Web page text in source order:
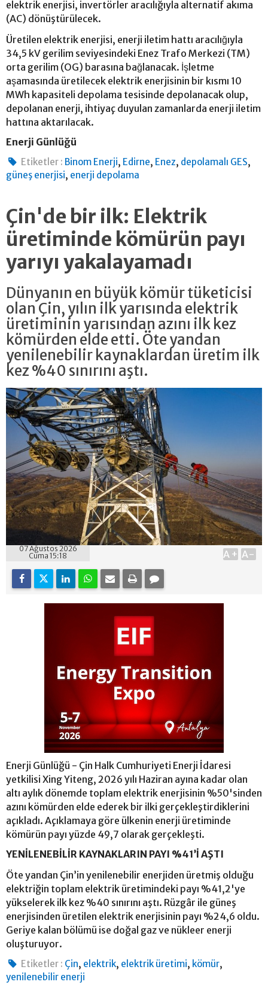
elektrik enerjisi, invertörler aracılığıyla alternatif akıma
(AC) dönüştürülecek.
Üretilen elektrik enerjisi, enerji iletim hattı aracılığıyla
34,5 kV gerilim seviyesindeki Enez Trafo Merkezi (TM)
orta gerilim (OG) barasına bağlanacak. İşletme
aşamasında üretilecek elektrik enerjisinin bir kısmı 10
MWh kapasiteli depolama tesisinde depolanacak olup,
depolanan enerji, ihtiyaç duyulan zamanlarda enerji iletim
hattına aktarılacak.
Enerji Günlüğü
Etiketler : Binom Enerji, Edirne, Enez, depolamalı GES,
güneş enerjisi, enerji depolama
Çin'de bir ilk: Elektrik
üretiminde kömürün payı
yarıyı yakalayamadı
Dünyanın en büyük kömür tüketicisi
olan Çin, yılın ilk yarısında elektrik
üretiminin yarısından azını ilk kez
kömürden elde etti. Öte yandan
yenilenebilir kaynaklardan üretim ilk
kez %40 sınırını aştı.
07 Ağustos 2026
Cuma 15:18
A+ A-
Enerji Günlüğü - Çin Halk Cumhuriyeti Enerji İdaresi
yetkilisi Xing Yiteng, 2026 yılı Haziran ayına kadar olan
altı aylık dönemde toplam elektrik enerjisinin %50'sinden
azını kömürden elde ederek bir ilki gerçekleştirdiklerini
açıkladı. Açıklamaya göre ülkenin enerji üretiminde
kömürün payı yüzde 49,7 olarak gerçekleşti.
YENİLENEBİLİR KAYNAKLARIN PAYI %41’İ AŞTI
Öte yandan Çin’in yenilenebilir enerjiden üretmiş olduğu
elektriğin toplam elektrik üretimindeki payı %41,2'ye
yükselerek ilk kez %40 sınırını aştı. Rüzgâr ile güneş
enerjisinden üretilen elektrik enerjisinin payı %24,6 oldu.
Geriye kalan bölümü ise doğal gaz ve nükleer enerji
oluşturuyor.
Etiketler : Çin, elektrik, elektrik üretimi, kömür,
yenilenebilir enerji